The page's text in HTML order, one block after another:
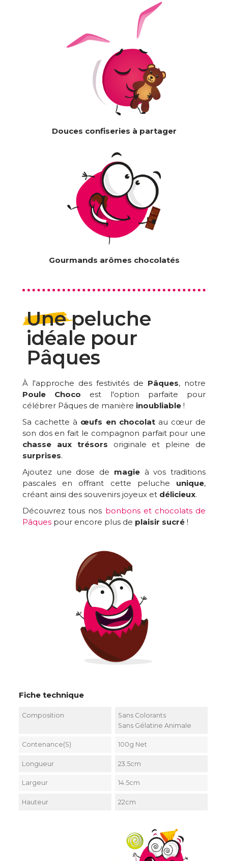
Douces confiseries à partager
Gourmands arômes chocolatés
Une peluche
idéale pour
Pâques
À l'approche des festivités de Pâques, notre
Poule Choco est l'option parfaite pour
célébrer Pâques de manière inoubliable!
Sa cachette à œufs en chocolatau cœur de
son dos en fait le compagnon parfait pour une
chasse aux trésors originale et pleine de
surprises.
Ajoutez une dose de magieà vos traditions
pascales en offrant cette peluche unique,
créant ainsi des souvenirs joyeux et délicieux.
Découvrez tous nos bonbons et chocolats de
Pâquespour encore plus de plaisir sucré!
Fiche technique
Composition
Sans Colorants
Sans Gélatine Animale
Contenance(s) 100g Net
Longueur 23.5cm
Largeur 14.5cm
Hauteur 22cm